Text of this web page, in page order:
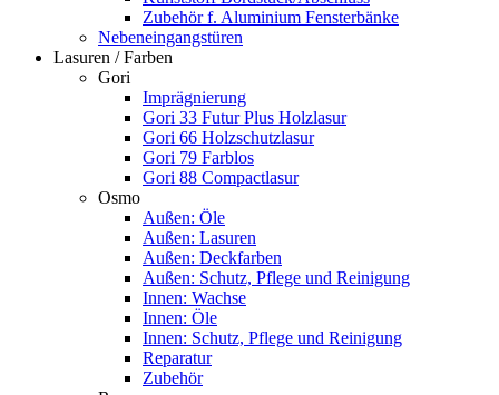
Zubehör f. Aluminium Fensterbänke
Nebeneingangstüren
Lasuren / Farben
Gori
Imprägnierung
Gori 33 Futur Plus Holzlasur
Gori 66 Holzschutzlasur
Gori 79 Farblos
Gori 88 Compactlasur
Osmo
Außen: Öle
Außen: Lasuren
Außen: Deckfarben
Außen: Schutz, Pflege und Reinigung
Innen: Wachse
Innen: Öle
Innen: Schutz, Pflege und Reinigung
Reparatur
Zubehör